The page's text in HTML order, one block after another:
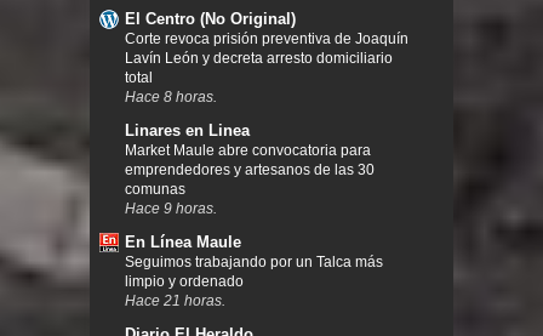
El Centro (No Original)
Corte revoca prisión preventiva de Joaquín
Lavín León y decreta arresto domiciliario
total
Hace 8 horas.
Linares en Linea
Market Maule abre convocatoria para
emprendedores y artesanos de las 30
comunas
Hace 9 horas.
En Línea Maule
Seguimos trabajando por un Talca más
limpio y ordenado
Hace 21 horas.